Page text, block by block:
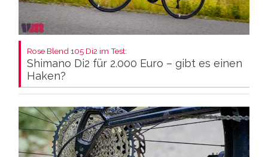
Rose Blend 105 Di2 im Test:
Shimano Di2 für 2.000 Euro – gibt es einen
Haken?